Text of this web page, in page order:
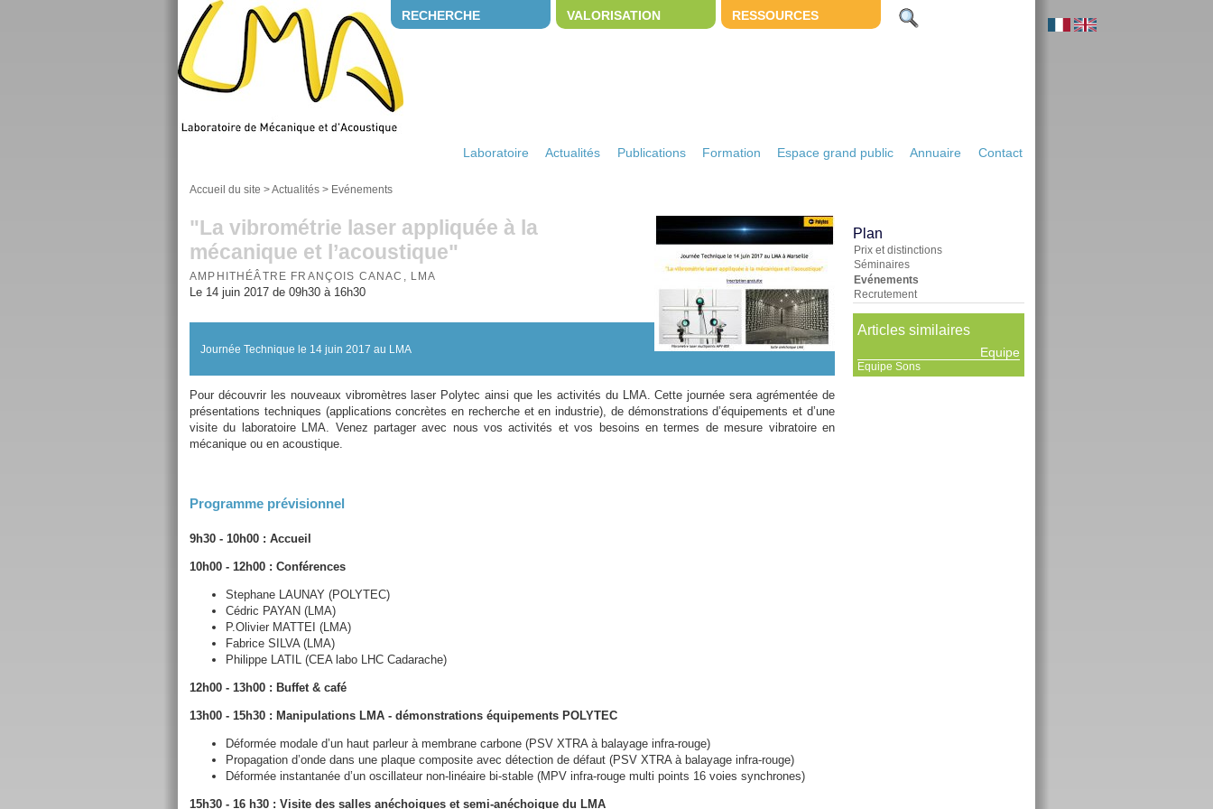
RECHERCHE VALORISATION RESSOURCES
Laboratoire Actualités Publications Formation Espace grand public Annuaire Contact
Accueil du site >Actualités > Evénements
"La vibrométrie laser appliquée à la
mécanique et l’acoustique"
AMPHITHÉÂTRE FRANÇOIS CANAC, LMA
Le 14 juin 2017 de 09h30 à 16h30
Journée Technique le 14 juin 2017 au LMA
Pour découvrir les nouveaux vibromètres laser Polytec ainsi que les activités du LMA. Cette journée sera agrémentée de
présentations techniques (applications concrètes en recherche et en industrie), de démonstrations d’équipements et d’une
visite du laboratoire LMA. Venez partager avec nous vos activités et vos besoins en termes de mesure vibratoire en
mécanique ou en acoustique.
Programme prévisionnel
9h30 - 10h00 : Accueil
10h00 - 12h00 : Conférences
Stephane LAUNAY (POLYTEC)
Cédric PAYAN (LMA)
P.Olivier MATTEI (LMA)
Fabrice SILVA (LMA)
Philippe LATIL (CEA labo LHC Cadarache)
12h00 - 13h00 : Buffet & café
13h00 - 15h30 : Manipulations LMA - démonstrations équipements POLYTEC
Déformée modale d’un haut parleur à membrane carbone (PSV XTRA à balayage infra-rouge)
Propagation d’onde dans une plaque composite avec détection de défaut (PSV XTRA à balayage infra-rouge)
Déformée instantanée d’un oscillateur non-linéaire bi-stable (MPV infra-rouge multi points 16 voies synchrones)
15h30 - 16 h30 : Visite des salles anéchoiques et semi-anéchoique du LMA
Plan
Prix et distinctions
Séminaires
Evénements
Recrutement
Articles similaires
Equipe
Equipe Sons